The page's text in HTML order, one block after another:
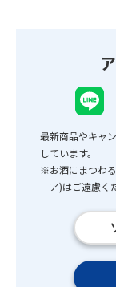
最新商品やキャ
しています。
※お酒にまつわ
ア)はご遠慮く